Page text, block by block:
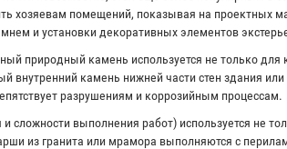
хозяевам помещений, показывая на проектных
и установки декоративных элементов
природный камень используется не только для
внутренний камень нижней части стен здания
разрушениям и коррозийным процессам.
сложности выполнения работ) используется не
из гранита или мрамора выполняются с